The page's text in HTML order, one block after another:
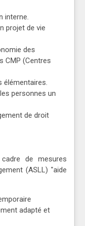
interne.
projet de vie
des
CMP (Centres
personnes un
de droit
de mesures
(ASLL) "aide
adapté et